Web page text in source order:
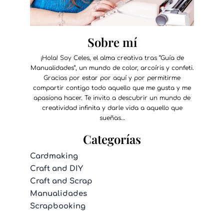
Sobre mí
¡Hola! Soy Celes, el alma creativa tras “Guía de
Manualidades”, un mundo de color, arcoíris y confeti.
Gracias por estar por aquí y por permitirme
compartir contigo todo aquello que me gusta y me
apasiona hacer. Te invito a descubrir un mundo de
creatividad infinita y darle vida a aquello que
sueñas…
Categorías
Cardmaking
Craft and DIY
Craft and Scrap
Manualidades
Scrapbooking